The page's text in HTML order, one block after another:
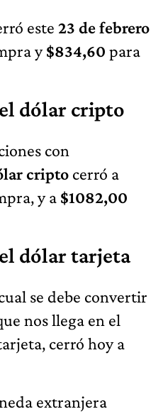
este 23 de febrero
y$834,60 para
dólar cripto
con
cripto cerró a
y a $1082,00
dólar tarjeta
se debe convertir
nos llega en el
cerró hoy a
extranjera